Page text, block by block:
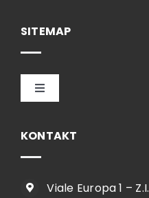
SITEMAP
Toggle
KONTAKT
Viale Europa 1 – Z.I.